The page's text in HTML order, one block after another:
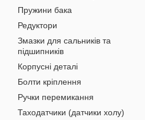
Пружини бака
Редуктори
Змазки для сальників та
підшипників
Корпусні деталі
Болти кріплення
Ручки перемикання
Таходатчики (датчики холу)